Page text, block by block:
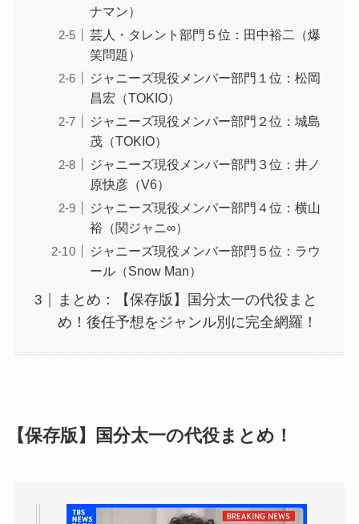
ナマン）
芸人・タレント部門５位：田中裕二（爆
笑問題）
ジャニーズ現役メンバー部門１位：松岡
昌宏（TOKIO）
ジャニーズ現役メンバー部門２位：城島
茂（TOKIO）
ジャニーズ現役メンバー部門３位：井ノ
原快彦（V6）
ジャニーズ現役メンバー部門４位：横山
裕（関ジャニ∞）
ジャニーズ現役メンバー部門５位：ラウ
ール（Snow Man）
まとめ：【保存版】国分太一の代役まと
め！後任予想をジャンル別に完全網羅！
【保存版】国分太一の代役まとめ！